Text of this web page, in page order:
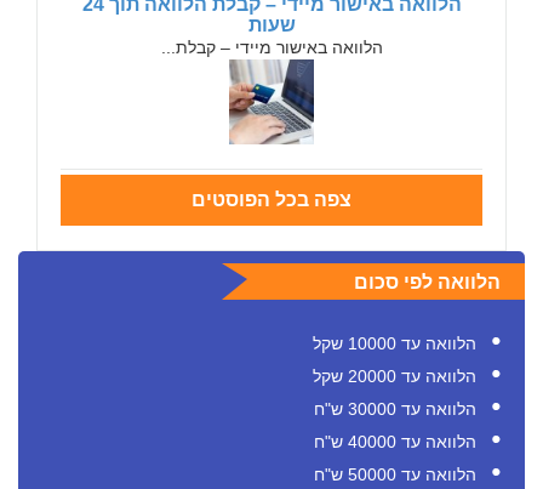
הלוואה באישור מיידי – קבלת הלוואה תוך 24
שעות
הלוואה באישור מיידי – קבלת...
צפה בכל הפוסטים
הלוואה לפי סכום
הלוואה עד 10000 שקל
הלוואה עד 20000 שקל
הלוואה עד 30000 ש"ח
הלוואה עד 40000 ש"ח
הלוואה עד 50000 ש"ח